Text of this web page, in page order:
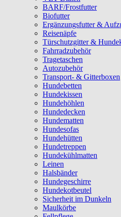
BARF/Frostfutter
Biofutter
Ergänzungsfutter &
Reisenäpfe
Türschutzgitter &
Fahrradzubehör
Tragetaschen
Autozubehör
Transport- & Gitterboxen
Hundebetten
Hundekissen
Hundehöhlen
Hundedecken
Hundematten
Hundesofas
Hundehütten
Hundetreppen
Hundekühlmatten
Leinen
Halsbänder
Hundegeschirre
Hundekotbeutel
Sicherheit im Dunkeln
Maulkörbe